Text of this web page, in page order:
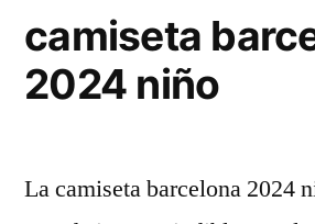
camiseta
2024 niño
La camiseta barcelona 2024